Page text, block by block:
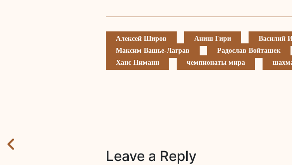
Алексей Широв Аниш Гири Василий
Максим Вашье-Лаграв
Радослав Войташек
Ханс Ниманн
чемпионаты мира
Leave a Reply